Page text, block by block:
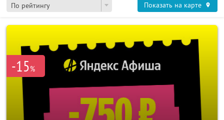
По рейтингу Показать на карте
-15%